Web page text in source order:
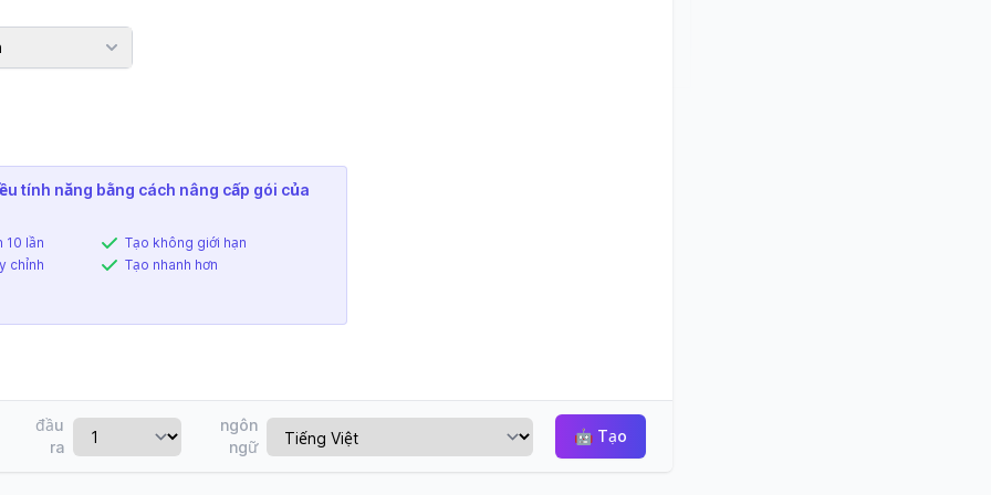
tính năng bằng cách nâng cấp gói của
10 lần
chỉnh
Tạo không giới hạn
Tạo nhanh hơn
đầu
ra
ngôn
ngữ
🤖 Tạo